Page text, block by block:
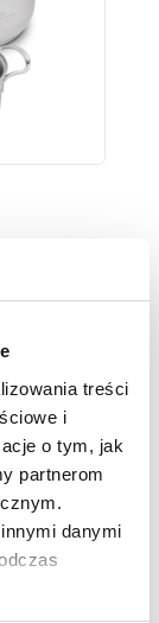
treści
i
o tym, jak
partnerom
danymi
DO